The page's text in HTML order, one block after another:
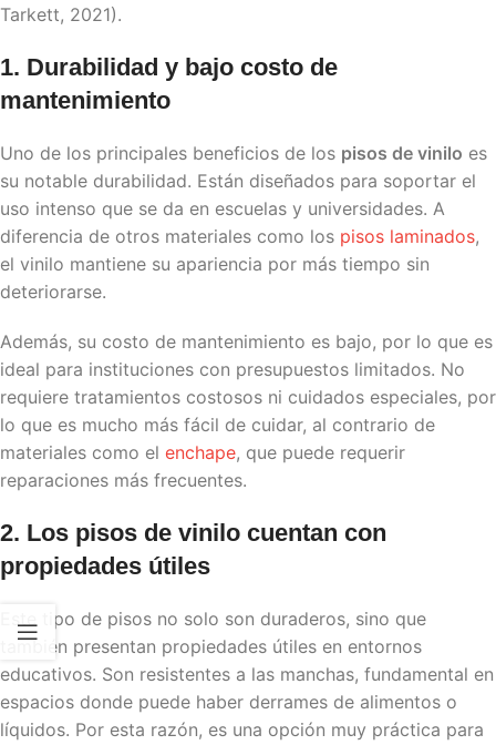
Tarkett, 2021).
1. Durabilidad y bajo costo de
mantenimiento
Uno de los principales beneficios de los pisos de vinilo es
su notable durabilidad. Están diseñados para soportar el
uso intenso que se da en escuelas y universidades. A
diferencia de otros materiales como los pisos laminados,
el vinilo mantiene su apariencia por más tiempo sin
deteriorarse.
Además, su costo de mantenimiento es bajo, por lo que es
ideal para instituciones con presupuestos limitados. No
requiere tratamientos costosos ni cuidados especiales, por
lo que es mucho más fácil de cuidar, al contrario de
materiales como el enchape, que puede requerir
reparaciones más frecuentes.
2. Los pisos de vinilo cuentan con
propiedades útiles
Este tipo de pisos no solo son duraderos, sino que
también presentan propiedades útiles en entornos
educativos. Son resistentes a las manchas, fundamental en
espacios donde puede haber derrames de alimentos o
líquidos. Por esta razón, es una opción muy práctica para